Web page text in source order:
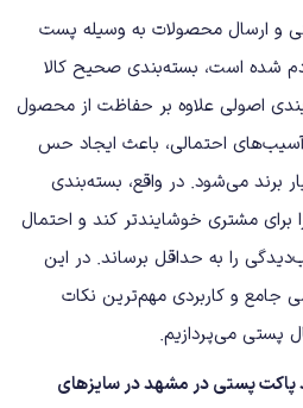
و ارسال محصولات به‌ وسیله پست
شده است، بسته‌بندی صحیح کالا
اصولی علاوه بر حفاظت از محصول
آسیب‌های احتمالی، باعث ایجاد حس
برند می‌شود. در واقع، بسته‌بندی
برای مشتری خوشایندتر کند و احتمال
را به حداقل برساند. در این
جامع و کاربردی مهم‌ترین نکات
پستی می‌پردازیم.
پاکت پستی در مشهددر سایزهای